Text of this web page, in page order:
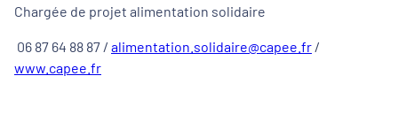
Chargée de projet alimentation solidaire
06 87 64 88 87 / alimentation.solidaire@capee.fr /
www.capee.fr